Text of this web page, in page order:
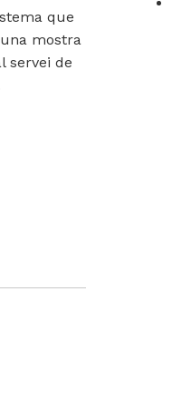
que
mostra
servei de